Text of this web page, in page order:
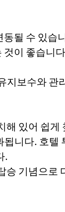
될 수 있습
것이 좋습니
지보수와 관
해 있어 쉽게
니다. 호텔
.
기념으로